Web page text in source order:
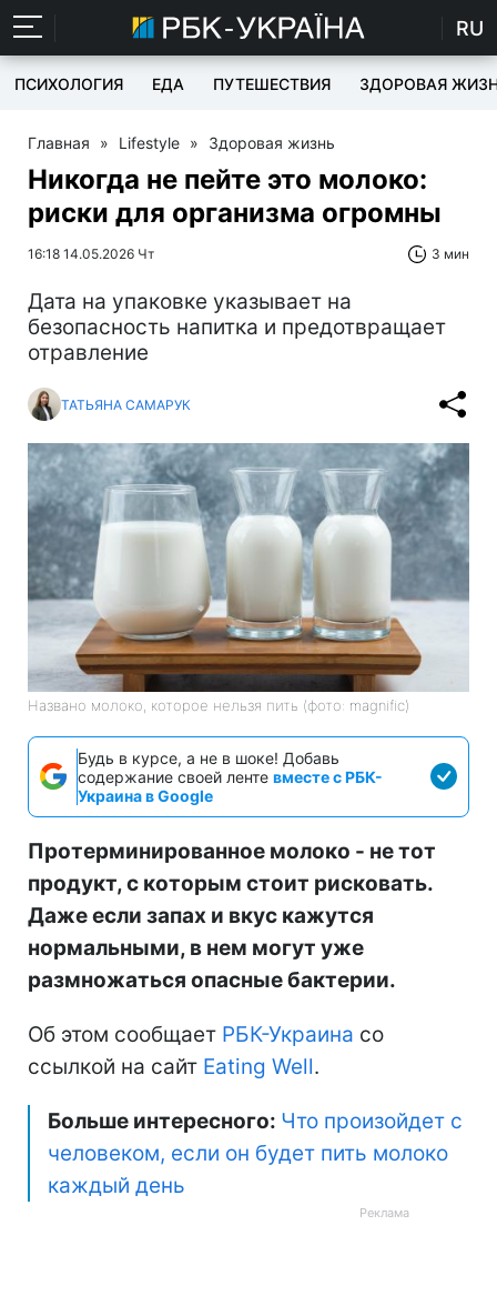
RU
ПСИХОЛОГИЯ ЕДА ПУТЕШЕСТВИЯ ЗДОРОВАЯ
Главная » Lifestyle » Здоровая жизнь
Никогда не пейте это молоко:
риски для организма огромны
16:18 14.05.2026 Чт 3 мин
Дата на упаковке указывает на
безопасность напитка и предотвращает
отравление
ТАТЬЯНА САМАРУК
Названо молоко, которое нельзя пить (фото: magnific)
Будь в курсе, а не в шоке! Добавь
содержание своей ленте вместе с РБК-
Украина в Google
Протерминированное молоко - не тот
продукт, с которым стоит рисковать.
Даже если запах и вкус кажутся
нормальными, в нем могут уже
размножаться опасные бактерии.
Об этом сообщает РБК-Украина со
ссылкой на сайт Еating Well.
Больше интересного: Что произойдет с
человеком, если он будет пить молоко
каждый день